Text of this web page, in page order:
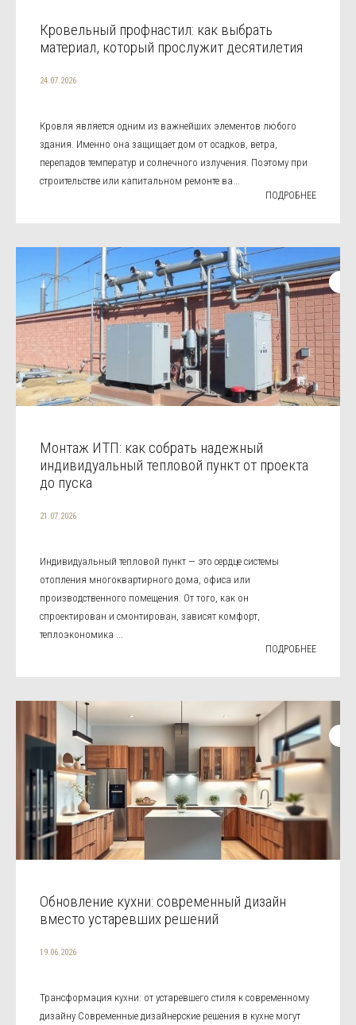
Кровельный профнастил: как выбрать
материал, который прослужит десятилетия
24.07.2026
Кровля является одним из важнейших элементов любого
здания. Именно она защищает дом от осадков, ветра,
перепадов температур и солнечного излучения. Поэтому при
строительстве или капитальном ремонте ва...
ПОДРОБНЕЕ
Монтаж ИТП: как собрать надежный
индивидуальный тепловой пункт от проекта
до пуска
21.07.2026
Индивидуальный тепловой пункт — это сердце системы
отопления многоквартирного дома, офиса или
производственного помещения. От того, как он
спроектирован и смонтирован, зависят комфорт,
теплоэкономика ...
ПОДРОБНЕЕ
Обновление кухни: современный дизайн
вместо устаревших решений
19.06.2026
Трансформация кухни: от устаревшего стиля к современному
дизайну Современные дизайнерские решения в кухне могут